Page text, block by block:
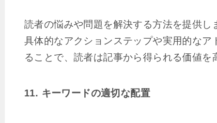
読者の悩みや問題を解決する方法を提供し
具体的なアクションステップや実用的なア
ることで、読者は記事から得られる価値を
11. キーワードの適切な配置